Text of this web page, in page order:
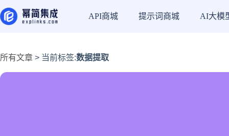
API商城 提示词商城 AI大模
所有文章 > 当前标签:数据提取